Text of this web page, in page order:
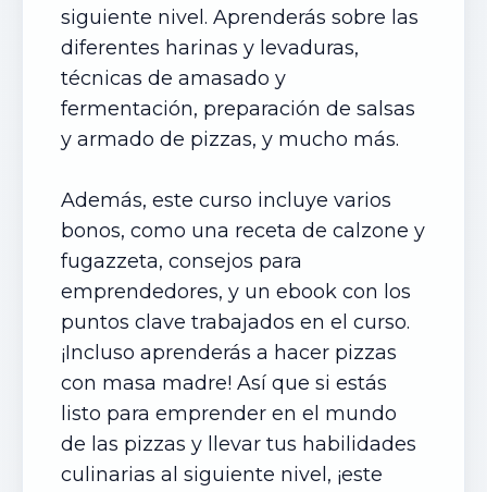
siguiente nivel. Aprenderás sobre las
diferentes harinas y levaduras,
técnicas de amasado y
fermentación, preparación de salsas
y armado de pizzas, y mucho más.
Además, este curso incluye varios
bonos, como una receta de calzone y
fugazzeta, consejos para
emprendedores, y un ebook con los
puntos clave trabajados en el curso.
¡Incluso aprenderás a hacer pizzas
con masa madre! Así que si estás
listo para emprender en el mundo
de las pizzas y llevar tus habilidades
culinarias al siguiente nivel, ¡este